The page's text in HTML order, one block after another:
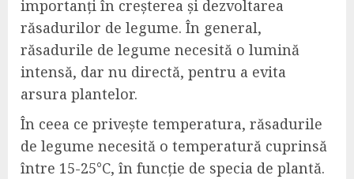
importanți în creșterea și dezvoltarea
răsadurilor de legume. În general,
răsadurile de legume necesită o lumină
intensă, dar nu directă, pentru a evita
arsura plantelor.
În ceea ce privește temperatura, răsadurile
de legume necesită o temperatură cuprinsă
între 15-25°C, în funcție de specia de plantă.